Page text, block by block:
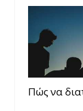
Πώς να